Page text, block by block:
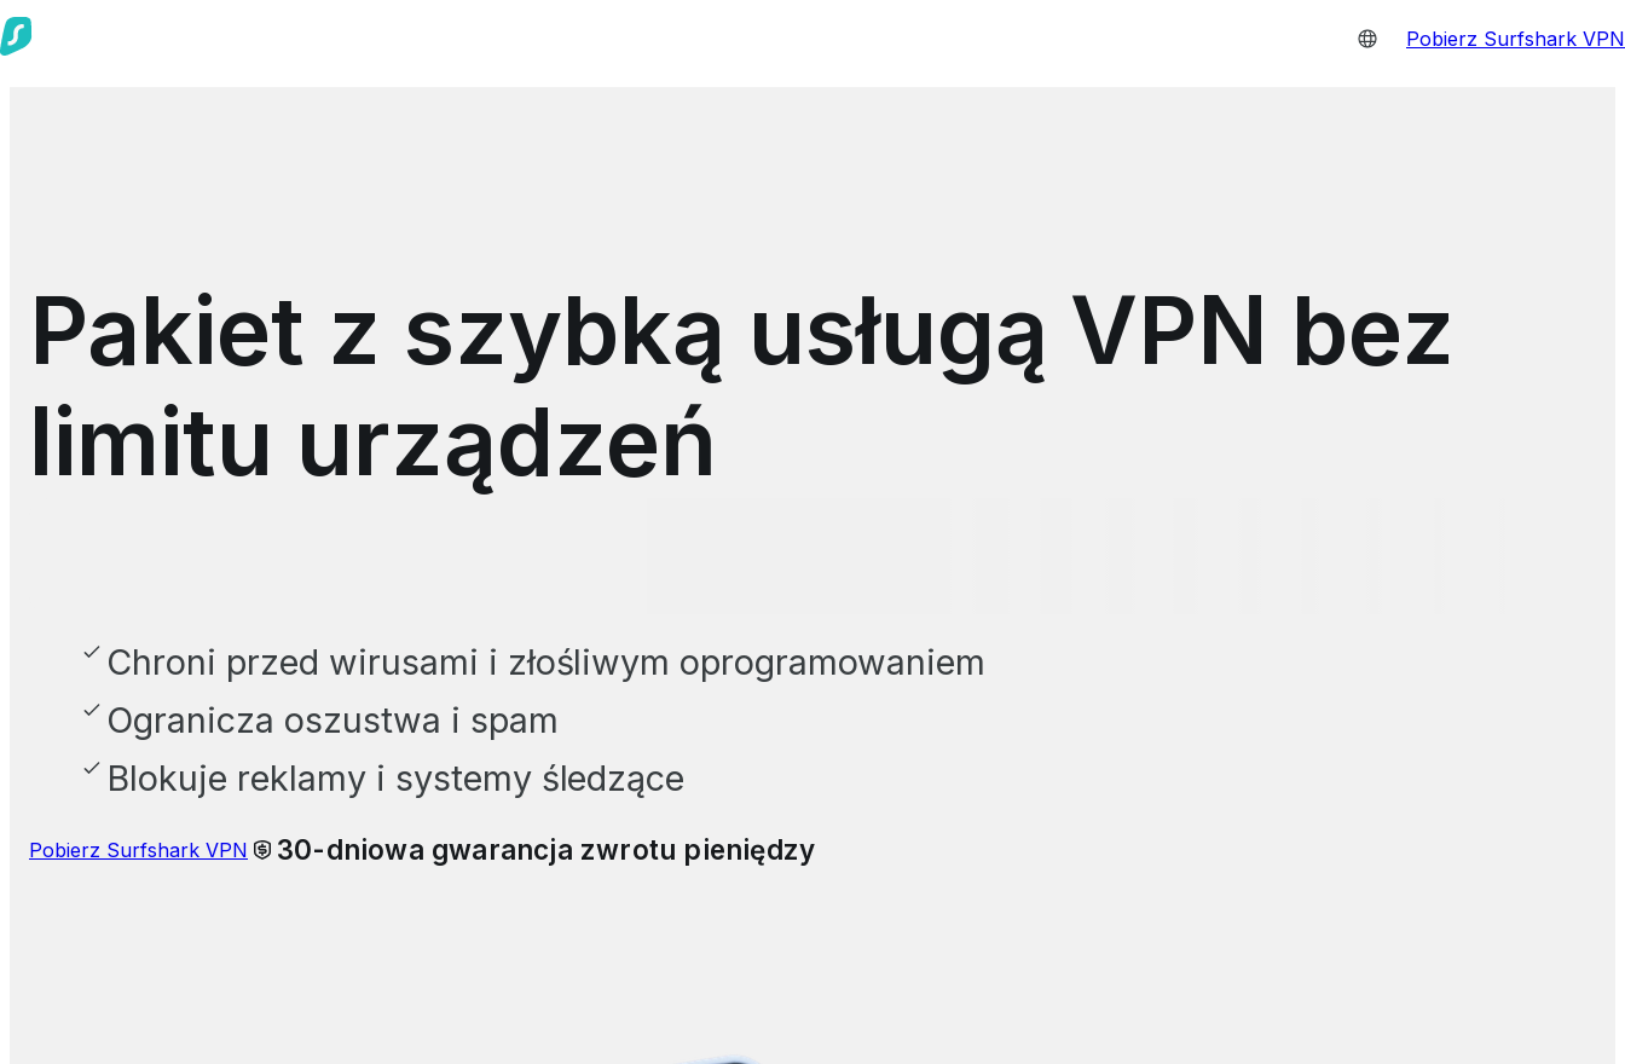
Pobierz Surfshark VPN
Pakiet z szybką usługą VPN bez
limitu urządzeń
Chroni przed wirusami i złośliwym oprogramowaniem
Ogranicza oszustwa i spam
Blokuje reklamy i systemy śledzące
Pobierz Surfshark VPN 30-dniowa gwarancja zwrotu pieniędzy